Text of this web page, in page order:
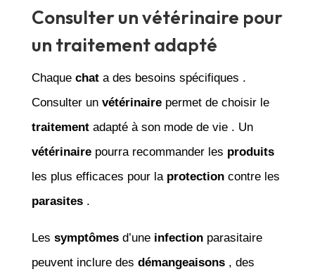
Consulter un vétérinaire pour
un traitement adapté
Chaque chata des besoins spécifiques .
Consulter un vétérinairepermet de choisir le
traitementadapté à son mode de vie . Un
vétérinairepourra recommander les produits
les plus efficaces pour la protectioncontre les
parasites.
Les symptômesd’une infectionparasitaire
peuvent inclure des démangeaisons, des